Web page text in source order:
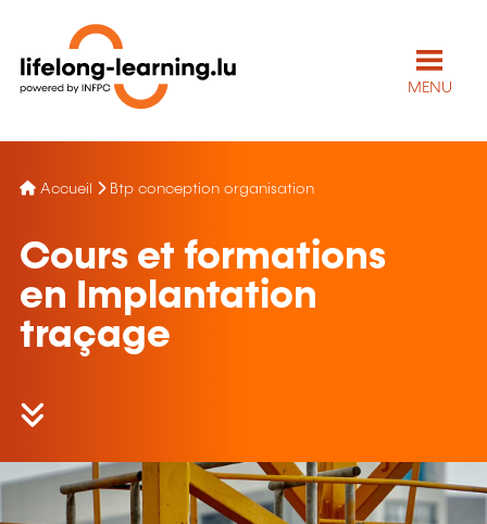
MENU
Accueil Btp conception organisation
Cours et formations
en Implantation
traçage